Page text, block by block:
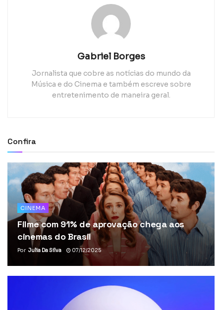
Gabriel Borges
Jornalista que cobre as notícias do mundo da
Música e do Cinema e também escreve sobre
entretenimento de maneira geral.
Confira
CINEMA
Filme com 91% de aprovação chega aos
cinemas do Brasil
Por Julia Da Silva 07/12/2025